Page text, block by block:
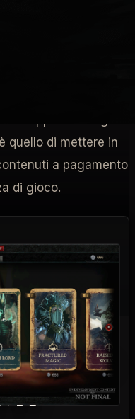
quello di mettere in
a pagamento
di gioco.